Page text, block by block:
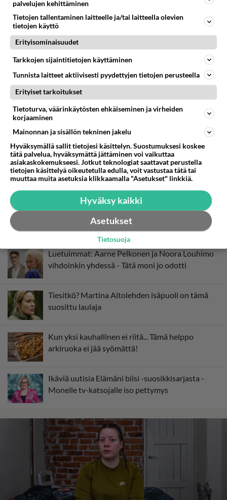
Inkluusio kouluissa: Kaunis ajatus, mutta
homma ei aina toimi käytännössä - Lapset
ja opet kärsivät
MOT tutkii, mitä inkluusio tarkoittaa luokissa.
Luetuimmat
Muistatko? Kädestä suuhun elävä Satu sai
jättimäisen rahasalkun Henry-miljonääriltä
Luetuimmat: Aarne Pelkonen ja Noora Louhimo
vihdoinkin yhdessä - Tätä moni jo odotti
Tiesitkö? Martina Aitolehden isäpuoli on tämä
suosittu laulaja
Kun yksi kauhallinen ei riitä... Tämä helppo
arkiruoka ei jää syömättä!
Ikäviä uutisia Elämäni biisi -suosikkisarjasta -
Monelle tv-katsojalle iso pettymys
palvelujen kehittäminen
Tietojen tallentaminen laitteelle ja/tai laitteella olevien
tietojen käyttö
Erityisominaisuudet
Tarkkojen sijaintitietojen käyttäminen
Tunnista laitteet aktiivisesti pyydettyjen tietojen perusteella
Erityiset tarkoitukset
Tietoturva, väärinkäytösten ehkäiseminen ja virheiden
korjaaminen
Mainonnan ja sisällön tekninen jakelu
Hyväksymällä sallit tietojesi käsittelyn. Suostumuksesi koskee
tätä palvelua, hyväksymättä jättäminen voi vaikuttaa
asiakaskokemukseesi. Jotkut teknologiat saattavat perustella
tietojen käsittelyä oikeutetulla edulla, voit vastustaa tätä tai
muuttaa muita asetuksia klikkaamalla "Asetukset" linkkiä.
Hyväksy kaikki
Asetukset
Tietosuoja